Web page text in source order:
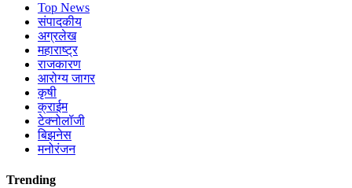
Top News
संपादकीय
अग्रलेख
महाराष्ट्र
राजकारण
आरोग्य जागर
कृषी
क्राईम
टेक्नोलॉजी
बिझनेस
मनोरंजन
Trending